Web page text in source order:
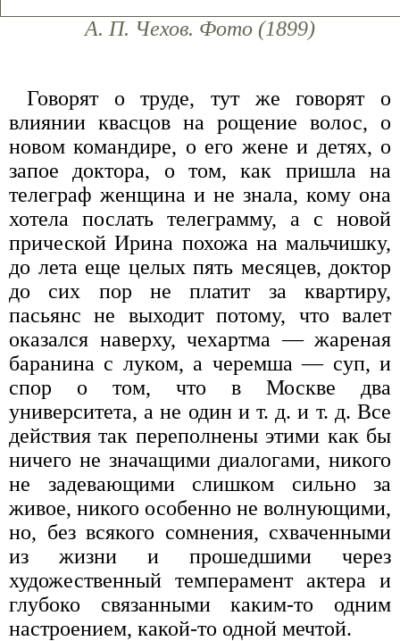
А. П. Чехов. Фото (1899)
Говорят о труде, тут же говорят о
влиянии квасцов на рощение волос, о
новом командире, о его жене и детях, о
запое доктора, о том, как пришла на
телеграф женщина и не знала, кому она
хотела послать телеграмму, а с новой
прической Ирина похожа на мальчишку,
до лета еще целых пять месяцев, доктор
до сих пор не платит за квартиру,
пасьянс не выходит потому, что валет
оказался наверху, чехартма — жареная
баранина с луком, а черемша — суп, и
спор о том, что в Москве два
университета, а не один и т. д. и т. д. Все
действия так переполнены этими как бы
ничего не значащими диалогами, никого
не задевающими слишком сильно за
живое, никого особенно не волнующими,
но, без всякого сомнения, схваченными
из жизни и прошедшими через
художественный темперамент актера и
глубоко связанными каким-то одним
настроением, какой-то одной мечтой.